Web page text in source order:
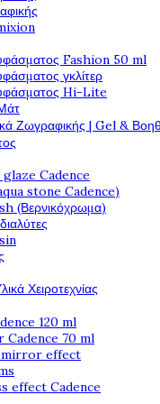
Fashion 50 ml
γκλίτερ
Hi-Lite
Ζωγραφικής | Gel &
glaze Cadence
stone Cadence)
(Βερνικόχρωμα)
Χειροτεχνίας
120 ml
Cadence 70 ml
mirror effect
effect Cadence